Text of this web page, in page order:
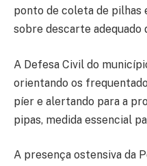
ponto de coleta de
sobre descarte adequado
A Defesa Civil do
orientando os
píer e alertando para a
pipas, medida essencial
A presença ostensiva da